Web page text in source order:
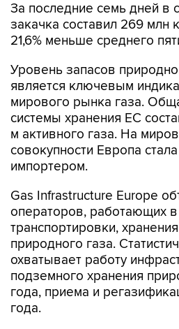
За последние семь дней в
закачка составил 269 млн
21,6% меньше среднего
Уровень запасов
является ключевым
мирового рынка газа.
системы хранения ЕС
м активного газа. На
совокупности Европа
импортером.
Gas Infrastructure Europe
операторов, работающих
транспортировки,
природного газа.
охватывает работу
подземного хранения
года, приема и
года.